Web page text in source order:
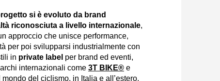
si è evoluto da brand
riconosciuta a livello internazionale,
approccio che unisce performance,
per poi svilupparsi industrialmente con
in private label per brand ed eventi,
internazionali come 3T BIKE® e
del ciclismo, in Italia e all’estero.